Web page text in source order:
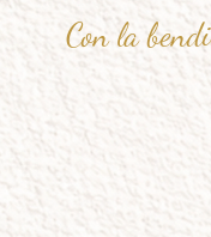
Con la